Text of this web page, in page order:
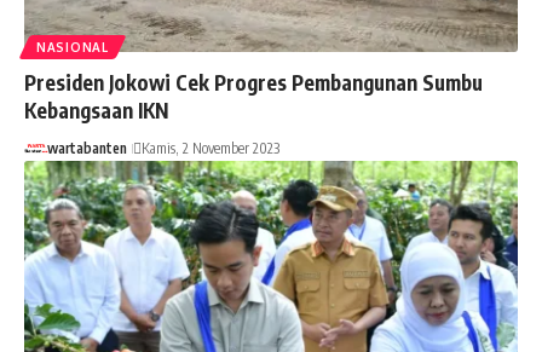
NASIONAL
Presiden Jokowi Cek Progres Pembangunan Sumbu
Kebangsaan IKN
wartabanten Kamis, 2 November 2023